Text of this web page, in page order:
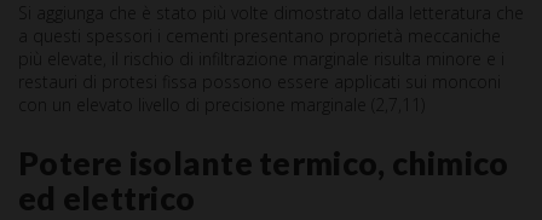
Si aggiunga che è stato più volte dimostrato dalla letteratura che
a questi spessori i cementi presentano proprietà meccaniche
più elevate, il rischio di infiltrazione marginale risulta minore e i
restauri di protesi fissa possono essere applicati sui monconi
con un elevato livello di precisione marginale (2,7,11)
Potere isolante termico, chimico
ed elettrico